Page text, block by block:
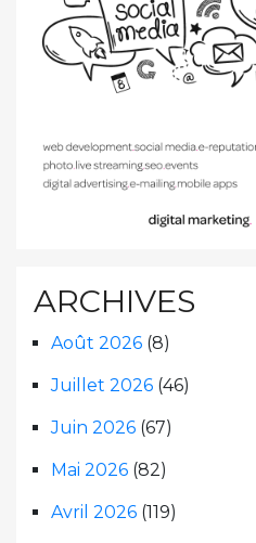
ARCHIVES
Août 2026 (8)
Juillet 2026 (46)
Juin 2026 (67)
Mai 2026 (82)
Avril 2026 (119)